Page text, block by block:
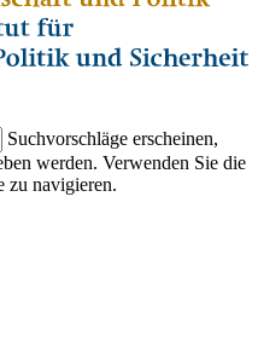
Suchvorschläge erscheinen,
werden. Verwenden Sie die
zu navigieren.